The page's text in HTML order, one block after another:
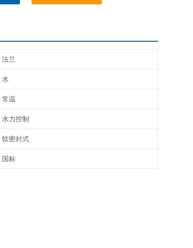
法兰
水
常温
水力控制
软密封式
国标